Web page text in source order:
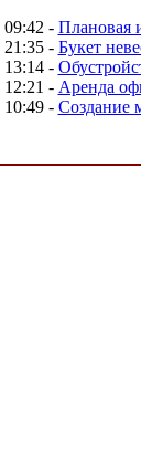
09:42 - Плановая
21:35- Букет
13:14-
- Аренда
10:49- Создание